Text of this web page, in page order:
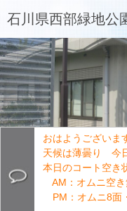
石川県西部緑地公
おはようござい
天候は薄曇り 今
本日のコート空き
AM：オムニ空き
PM：オムニ8面